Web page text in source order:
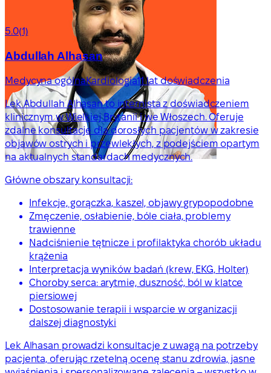
5.0(1)
Abdullah Alhasan
Medycyna ogólnaKardiologia11 lat doświadczenia
Lek Abdullah Alhasan to internista z doświadczeniem
klinicznym w Wielkiej Brytanii i we Włoszech. Oferuje
zdalne konsultacje dla dorosłych pacjentów w zakresie
objawów ostrych i przewlekłych, z podejściem opartym
na aktualnych standardach medycznych.
Główne obszary konsultacji:
Infekcje, gorączka, kaszel, objawy grypopodobne
Zmęczenie, osłabienie, bóle ciała, problemy
trawienne
Nadciśnienie tętnicze i profilaktyka chorób układu
krążenia
Interpretacja wyników badań (krew, EKG, Holter)
Choroby serca: arytmie, duszność, ból w klatce
piersiowej
Dostosowanie terapii i wsparcie w organizacji
dalszej diagnostyki
Lek Alhasan prowadzi konsultacje z uwagą na potrzeby
pacjenta, oferując rzetelną ocenę stanu zdrowia, jasne